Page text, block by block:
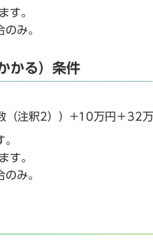
す。
み。
かる）条件
注釈2））+10万円＋32万
す。
み。